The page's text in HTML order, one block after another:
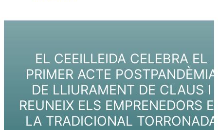
EL CEEILLEIDA CELEBRA EL
PRIMER ACTE POSTPANDÈMIA
DE LLIURAMENT DE CLAUS I
REUNEIX ELS EMPRENEDORS
LA TRADICIONAL TORRONADA